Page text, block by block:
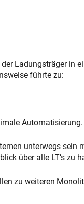
Ladungsträger in
führte zu:
Automatisierung.
unterwegs sein
über alle LT’s zu
zu weiteren